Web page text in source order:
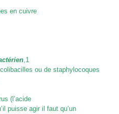
en cuivre
,1
ou de staphylocoques
(l’acide
puisse agir il faut qu’un